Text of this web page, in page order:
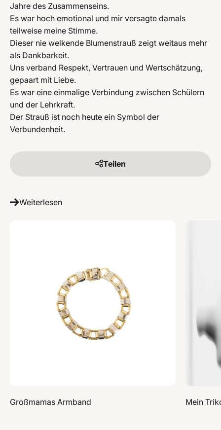
Jahre des Zusammenseins.
Es war hoch emotional und mir versagte damals
teilweise meine Stimme.
Dieser nie welkende Blumenstrauß zeigt weitaus mehr
als Dankbarkeit.
Uns verband Respekt, Vertrauen und Wertschätzung,
gepaart mit Liebe.
Es war eine einmalige Verbindung zwischen Schülern
und der Lehrkraft.
Der Strauß ist noch heute ein Symbol der
Verbundenheit.
Teilen
Weiterlesen
Großmamas Armband Mein